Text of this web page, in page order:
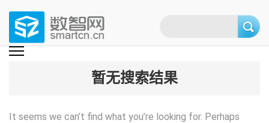
content
(Press
数智网
智能家居第一资讯门户 | 智能家居系统，智能家居产品，智能家居解决方
暂无搜索结果
It seems we can’t find what you’re looking for. Perhaps